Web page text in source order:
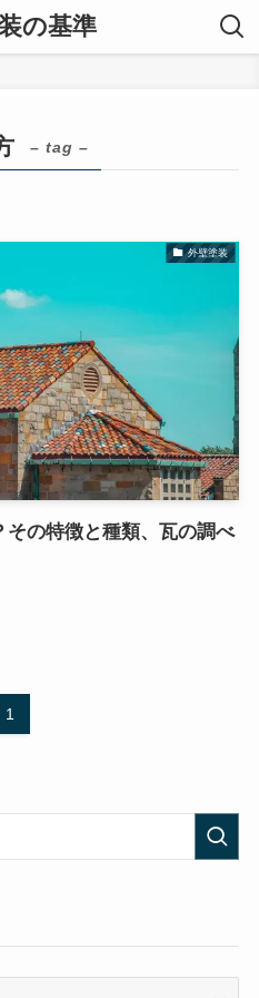
の基準
– tag –
外壁塗装
の特徴と種類、瓦の調べ
1